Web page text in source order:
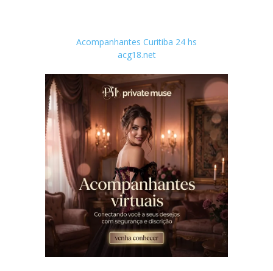
Acompanhantes Curitiba 24 hs
acg18.net